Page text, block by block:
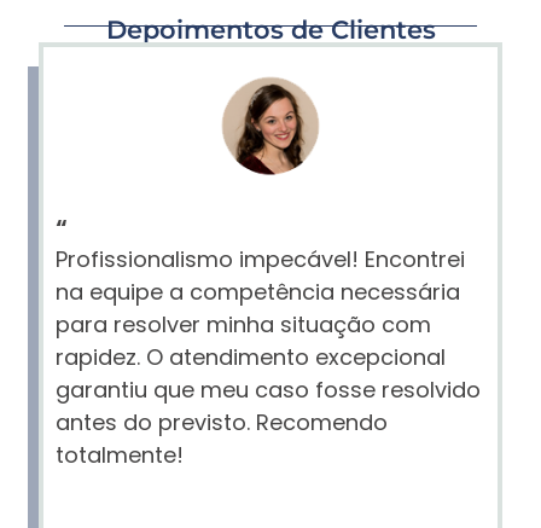
Depoimentos de Clientes
“
Profissionalismo impecável! Encontrei
na equipe a competência necessária
para resolver minha situação com
rapidez. O atendimento excepcional
garantiu que meu caso fosse resolvido
antes do previsto. Recomendo
totalmente!